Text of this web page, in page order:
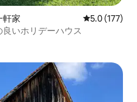
軒家 レビュー177
5.0 (177)
いホリデーハウス